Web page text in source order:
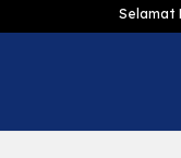
Selamat Datang di